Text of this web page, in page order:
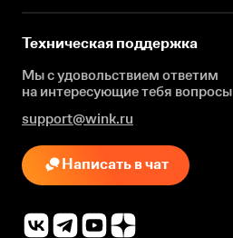
Техническая поддержка
Мы с удовольствием ответим
на интересующиетебя вопросы
support@wink.ru
Написать в чат